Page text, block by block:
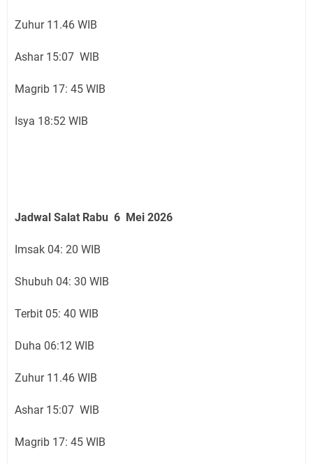
Zuhur 11.46 WIB
Ashar 15:07 WIB
Magrib 17: 45 WIB
Isya 18:52 WIB
Jadwal Salat Rabu 6 Mei 2026
Imsak 04: 20 WIB
Shubuh 04: 30 WIB
Terbit 05: 40 WIB
Duha 06:12 WIB
Zuhur 11.46 WIB
Ashar 15:07 WIB
Magrib 17: 45 WIB